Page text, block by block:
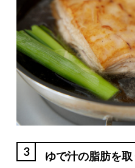
3 ゆで汁の脂肪を取